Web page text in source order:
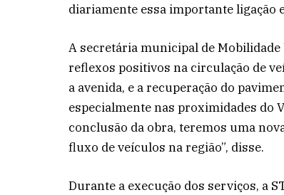
diariamente essa importante ligação
A secretária municipal de
reflexos positivos na circulação de
a avenida, e a recuperação do
especialmente nas proximidades do
conclusão da obra, teremos uma
fluxo de veículos na região”, disse.
Durante a execução dos serviços, a